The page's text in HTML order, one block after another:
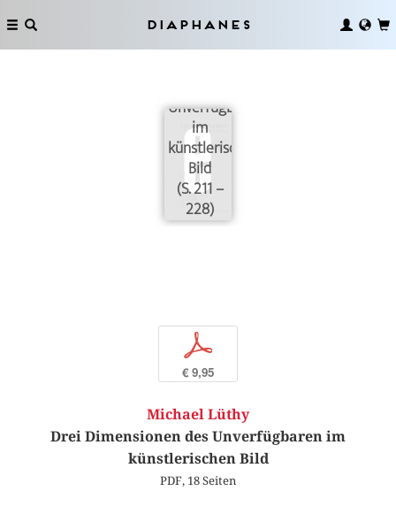
Diaphanes
Drei
Unverfügbaren
im
künstlerischen
Bild
(S. 211 –
228)
p
€ 9,95
Michael Lüthy
Drei Dimensionen des Unverfügbaren im
künstlerischen Bild
PDF, 18 Seiten